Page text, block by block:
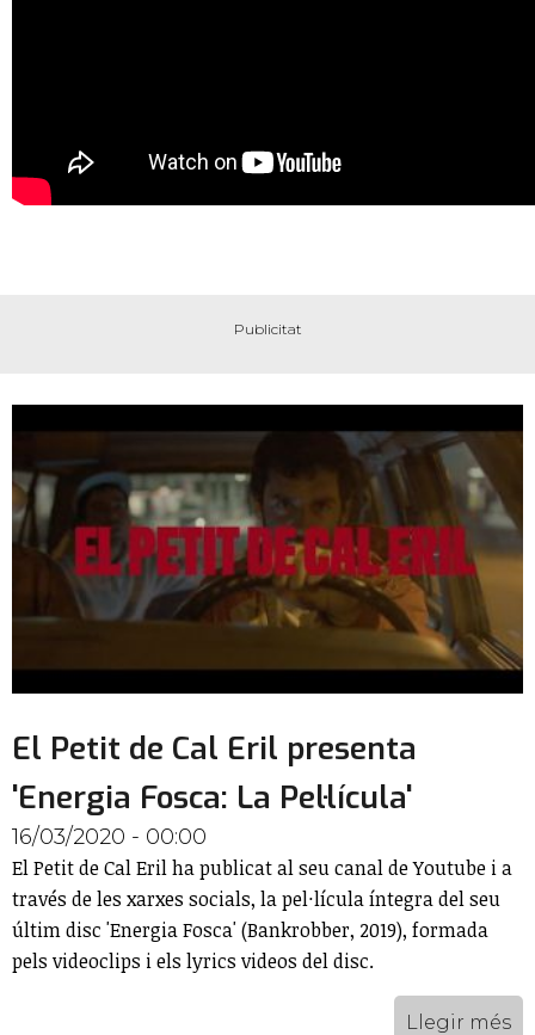
El Petit de Cal Eril presenta
'Energia Fosca: La Pel·lícula'
16/03/2020 - 00:00
El Petit de Cal Eril ha publicat al seu canal de Youtube i a
través de les xarxes socials, la pel·lícula íntegra del seu
últim disc 'Energia Fosca' (Bankrobber, 2019), formada
pels videoclips i els lyrics videos del disc.
Llegir més